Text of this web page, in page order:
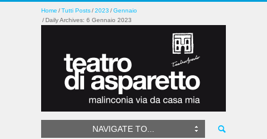
Home Tutti Posts 2023
Gennaio
Daily Archives: 6 Gennaio 2023
NAVIGATE TO...